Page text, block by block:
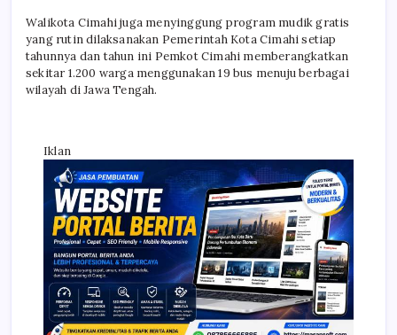
Walikota Cimahi juga menyinggung program mudik gratis
yang rutin dilaksanakan Pemerintah Kota Cimahi setiap
tahunnya dan tahun ini Pemkot Cimahi memberangkatkan
sekitar 1.200 warga menggunakan 19 bus menuju berbagai
wilayah di Jawa Tengah.
Iklan